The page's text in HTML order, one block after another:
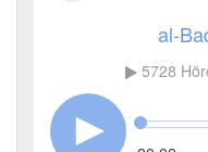
al-
5728